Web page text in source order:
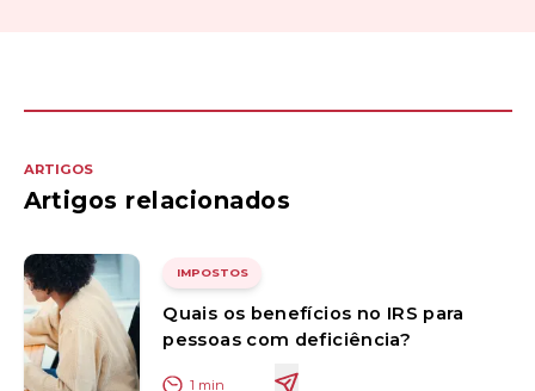
ARTIGOS
Artigos relacionados
IMPOSTOS
Quais os benefícios no IRS para
pessoas com deficiência?
1 min